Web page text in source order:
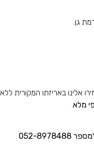
אלינו באריזתו המקורית ללא
מלא